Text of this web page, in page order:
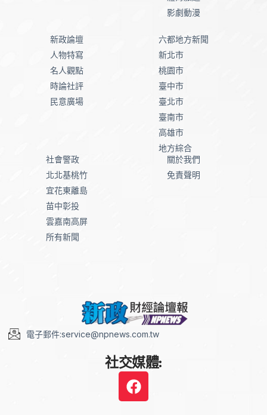
影劇動漫
新政論壇
人物特寫
名人觀點
時論社評
民意廣場
六都地方新聞
新北市
桃園市
臺中市
臺北市
臺南市
高雄市
地方綜合
社會警政
北北基桃竹
宜花東離島
苗中彰投
雲嘉南高屏
所有新聞
關於我們
免責聲明
電子郵件:service@npnews.com.tw
社交媒體: